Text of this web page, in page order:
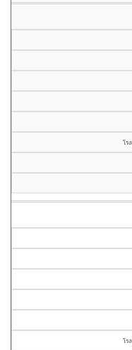
โร
โร